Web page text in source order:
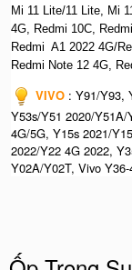
Mi 11 Lite/11 Lite, Mi
4G, Redmi 10C,
Redmi A1 2022 4G/
Redmi Note 12 4G,
VIVO : Y91/Y93,
Y53s/Y51 2020/
4G/5G, Y15s 2021/
2022/Y22 4G 2022,
Y02A/Y02T, Vivo